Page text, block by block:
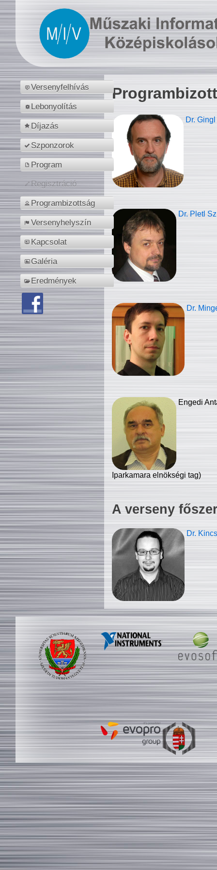
Versenyfelhívás
Lebonyolítás
Díjazás
Szponzorok
Program
Regisztráció
Programbizottság
Versenyhelyszín
Kapcsolat
Galéria
Eredmények
Dr.
Dr. Pletl
Dr.
Engedi
Iparkamara elnökségi tag)
A verseny
Dr.